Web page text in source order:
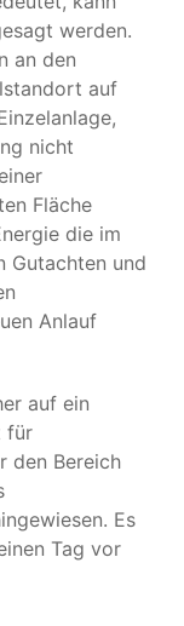
werden.
an den
auf
nicht
Fläche
die im
Gutachten und
Anlauf
auf ein
für
den Bereich
Es
Tag vor